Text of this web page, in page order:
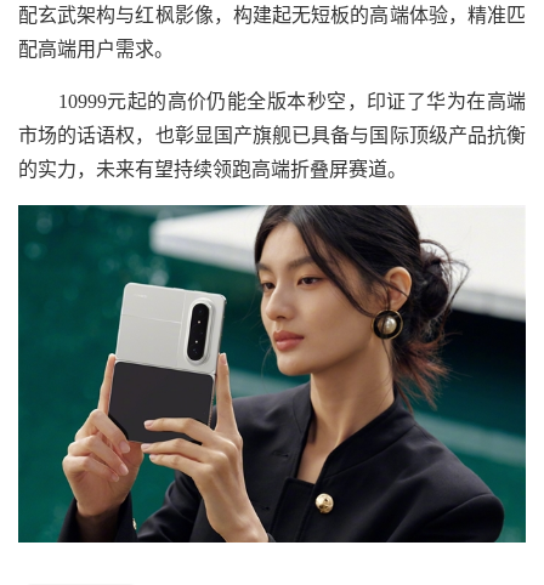
配玄武架构与红枫影像，构建起无短板的高端体验，精准匹
配高端用户需求。
10999元起的高价仍能全版本秒空，印证了华为在高端
市场的话语权，也彰显国产旗舰已具备与国际顶级产品抗衡
的实力，未来有望持续领跑高端折叠屏赛道。